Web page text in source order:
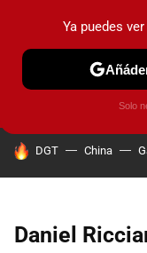
PRUEBAS
HOY SE HABLA DE
DGT China
Daniel
Ya puedes
Solo